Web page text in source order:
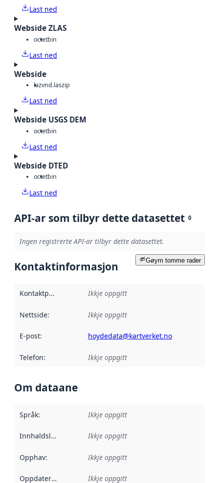
Last ned
Webside ZLAS
octetbin
Last ned
Webside
lazvnd.laszip
Last ned
Webside USGS DEM
octetbin
Last ned
Webside DTED
octetbin
Last ned
API-ar som tilbyr dette datasettet 0
Ingen registrerte API-ar tilbyr dette datasettet.
Gøym tomme rader
Kontaktinformasjon
Kontaktpunkt Ikkje oppgitt
Nettside: Ikkje oppgitt
E-post: hoydedata@kartverket.no
Telefon: Ikkje oppgitt
Om dataane
Språk: Ikkje oppgitt
Innhaldsleverandørar :
Ikkje oppgitt
Opphav: Ikkje oppgitt
Oppdateringsfrekvens :
Ikkje oppgitt